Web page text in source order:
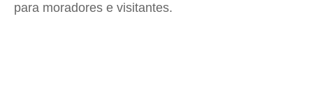
para moradores e visitantes.